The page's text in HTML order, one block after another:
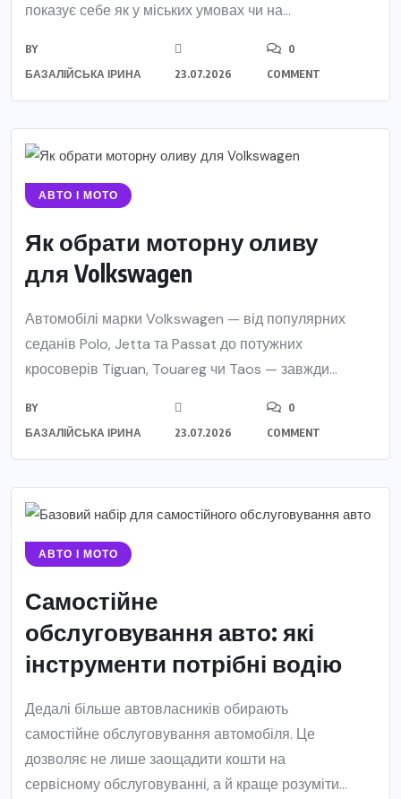
показує себе як у міських умовах чи на...
BY
БАЗАЛІЙСЬКА ІРИНА
23.07.2026
0
COMMENT
АВТО І МОТО
Як обрати моторну оливу
для Volkswagen
Автомобілі марки Volkswagen — від популярних
седанів Polo, Jetta та Passat до потужних
кросоверів Tiguan, Touareg чи Taos — завжди...
BY
БАЗАЛІЙСЬКА ІРИНА
23.07.2026
0
COMMENT
АВТО І МОТО
Самостійне
обслуговування авто: які
інструменти потрібні водію
Дедалі більше автовласників обирають
самостійне обслуговування автомобіля. Це
дозволяє не лише заощадити кошти на
сервісному обслуговуванні, а й краще розуміти...